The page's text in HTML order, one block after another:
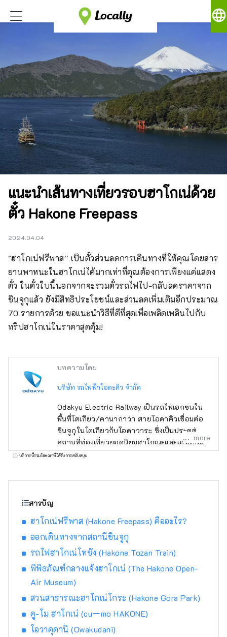
language
แนะนำเส้นทางเที่ยวรอบฮาโกเน่ด้วย
ตั๋ว Hakone Freepass
2024.04.04
"ฮาโกเน่ฟรีพาส'' เป็นตั๋วส่วนลดการเดินทางที่ให้คุณโดยสาร
ยานพาหนะในฮาโกเน่ได้มากเท่าที่คุณต้องการเพียงแค่แสดง
ตั๋ว ในตั๋วใบนี้นอกจากจะรวมตั๋วรถไฟไป-กลับลดราคาจาก
ชินจูกุแล้ว ยังมีสิทธิประโยชน์และส่วนลดเพิ่มเติมอีกประมาณ
70 รายการด้วย ขอแนะนำวิธีที่ดีที่สุดเพื่อเพลิดเพลินไปกับ
ทริปฮาโกเน่ในราคาสุดคุ้ม!
บทความโดย
บริษัท รถไฟฟ้าโอดะคิว จำกัด
Odakyu Electric Railway เป็นรถไฟเอกชนใน
พื้นที่โตเกียว/คานากาว่า สายโอดาคิวเชื่อมต่อ
ชินจูกุในโตเกียวกับโอดาวาระ ซึ่งเป็นประตูสู่
สถานที่ท่องเที่ยวยอดนิยมฮาโกเนะและเอโนชิมะ
เราจะให้ข้อมูลการท่องเที่ยวแก่คุณตลอดสายและ
more
บริการนี้รวมโฆษณาที่ได้รับการสนับสนุน
สารบัญ
ฮาโกเน่ฟรีพาส (Hakone Freepass) คืออะไร?
ออกเดินทางจากสถานีชินจูกุ
รถไฟฮาโกเน่โทซัง (Hakone Tozan Train)
พิพิธภัณฑ์กลางแจ้งฮาโกเน่ (The Hakone Open-
Air Museum)
สวนสาธารณะฮาโกเน่โกระ (Hakone Gora Park)
คู-โม ฮาโกเน่ (cuーmo HAKONE)
โอวาคุดานิ (Owakudani)